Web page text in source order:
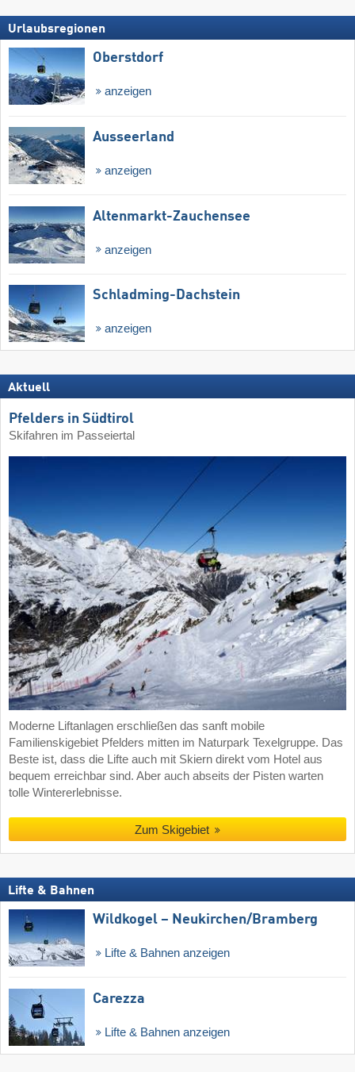
Urlaubsregionen
Oberstdorf
anzeigen
Ausseerland
anzeigen
Altenmarkt-Zauchensee
anzeigen
Schladming-Dachstein
anzeigen
Aktuell
Pfelders in Südtirol
Skifahren im Passeiertal
Moderne Liftanlagen erschließen das sanft mobile
Familienskigebiet Pfelders mitten im Naturpark Texelgruppe. Das
Beste ist, dass die Lifte auch mit Skiern direkt vom Hotel aus
bequem erreichbar sind. Aber auch abseits der Pisten warten
tolle Wintererlebnisse.
Zum Skigebiet
Lifte & Bahnen
Wildkogel – Neukirchen/​Bramberg
Lifte & Bahnen anzeigen
Carezza
Lifte & Bahnen anzeigen